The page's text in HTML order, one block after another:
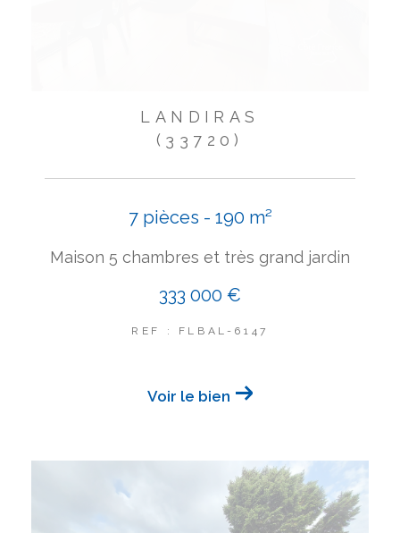
LANDIRAS
(33720)
7 pièces - 190 m²
Maison 5 chambres et très grand jardin
333 000 €
REF : FLBAL-6147
Voir le bien